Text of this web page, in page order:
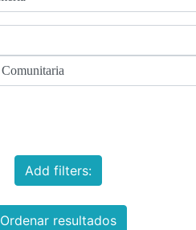
Add filters:
Ordenar resultados